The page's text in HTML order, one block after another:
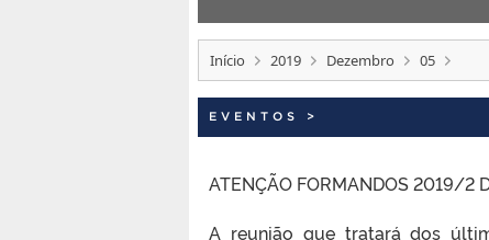
Início 2019 Dezembro 05
EVENTOS >
ATENÇÃO FORMANDOS 2019/2
A reunião que tratará dos